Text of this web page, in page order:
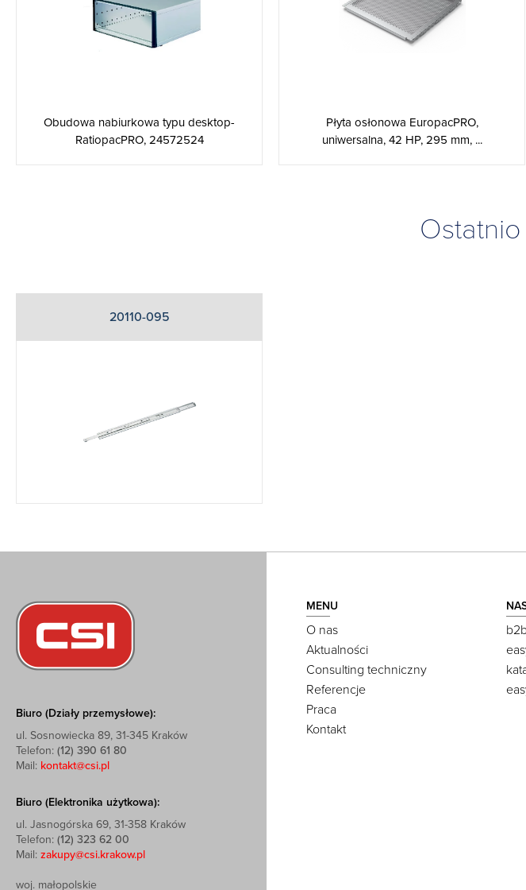
Obudowa nabiurkowa typu desktop-
RatiopacPRO, 24572524
Płyta osłonowa EuropacPRO,
uniwersalna, 42 HP, 295 mm, ...
Ostatnio
20110-095
Biuro (Działy przemysłowe):
ul. Sosnowiecka 89, 31-345 Kraków
Telefon: (12) 390 61 80
Mail: kontakt@csi.pl
Biuro (Elektronika użytkowa):
ul. Jasnogórska 69, 31-358 Kraków
Telefon: (12) 323 62 00
Mail: zakupy@csi.krakow.pl
woj. małopolskie
MENU
O nas
Aktualności
Consulting techniczny
Referencje
Praca
Kontakt